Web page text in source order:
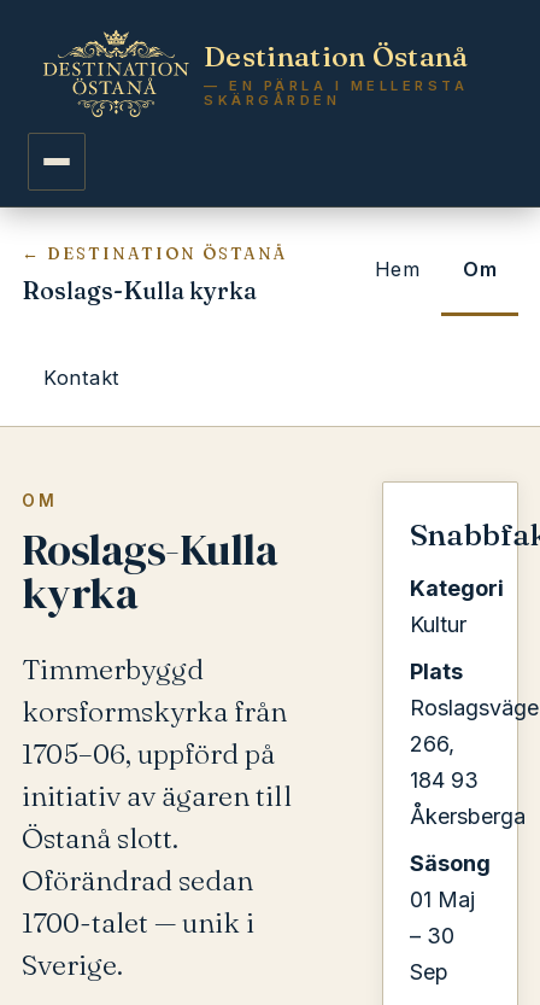
Destination Östanå
— EN PÄRLA I MELLERSTA
SKÄRGÅRDEN
← DESTINATION ÖSTANÅ
Roslags-Kulla kyrka
Hem Om
Kontakt
OM
Roslags-Kulla
kyrka
Timmerbyggd
korsformskyrka från
1705–06, uppförd på
initiativ av ägaren till
Östanå slott.
Oförändrad sedan
1700-talet — unik i
Sverige.
Kategori
Kultur
Plats
266,
184 93
Åkersberga
Säsong
01 Maj
– 30
Sep